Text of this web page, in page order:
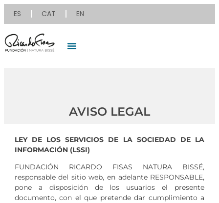
ES CAT EN
AVISO LEGAL
LEY DE LOS SERVICIOS DE LA SOCIEDAD DE LA
INFORMACIÓN (LSSI)
FUNDACIÓN RICARDO FISAS NATURA BISSÉ,
responsable del sitio web, en adelante RESPONSABLE,
pone a disposición de los usuarios el presente
documento, con el que pretende dar cumplimiento a